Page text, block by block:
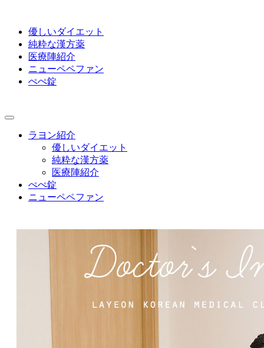
優しいダイエット
純粋な漢方薬
医療陣紹介
ニューペペファン
ぺぺ錠
ラヨン紹介
優しいダイエット
純粋な漢方薬
医療陣紹介
ぺぺ錠
ニューペペファン